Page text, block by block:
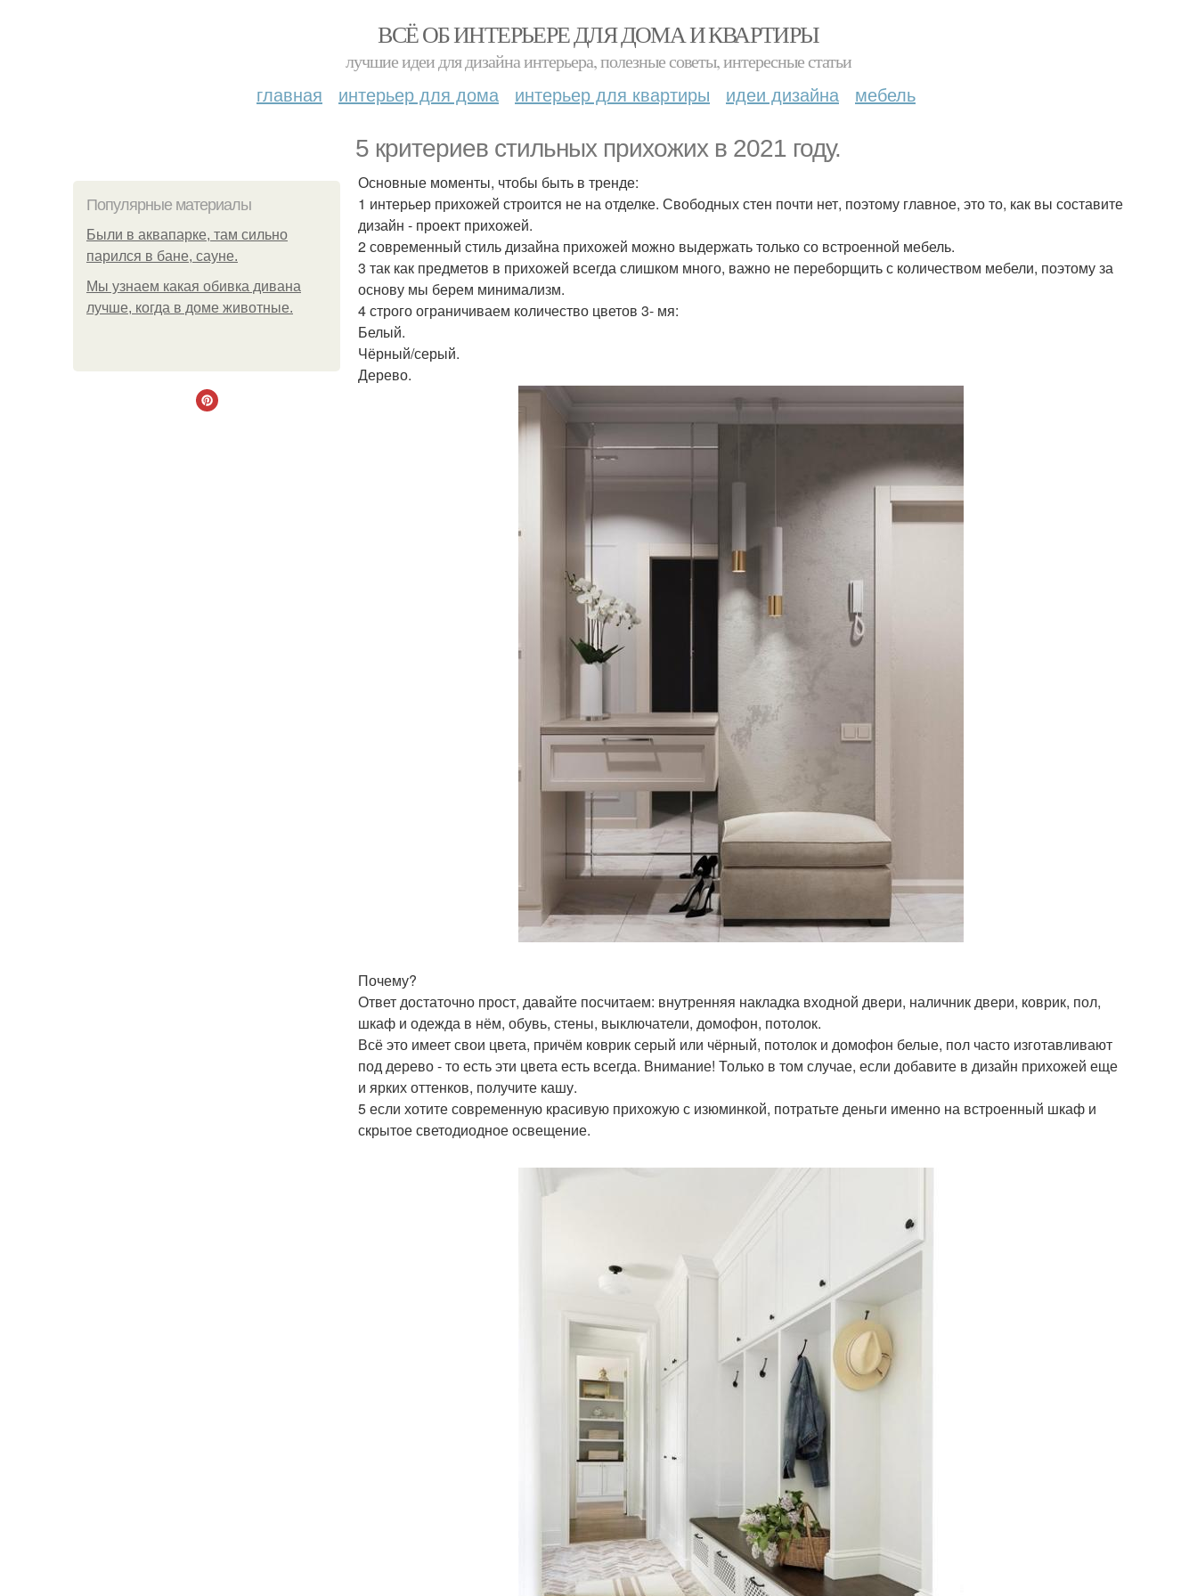
ВСЁ ОБ ИНТЕРЬЕРЕ ДЛЯ ДОМА И КВАРТИРЫ
лучшие идеи для дизайна интерьера, полезные советы, интересные статьи
главная интерьер для дома интерьер для квартиры идеи дизайна мебель
5 критериев стильных прихожих в 2021 году.
Популярные материалы
Были в аквапарке, там сильно
парился в бане, сауне.
Мы узнаем какая обивка дивана
лучше, когда в доме животные.
Основные моменты, чтобы быть в тренде:
1 интерьер прихожей строится не на отделке. Свободных стен почти нет, поэтому главное, это то, как вы составите
дизайн - проект прихожей.
2 современный стиль дизайна прихожей можно выдержать только со встроенной мебель.
3 так как предметов в прихожей всегда слишком много, важно не переборщить с количеством мебели, поэтому за
основу мы берем минимализм.
4 строго ограничиваем количество цветов 3- мя:
Белый.
Чёрный/серый.
Дерево.
Почему?
Ответ достаточно прост, давайте посчитаем: внутренняя накладка входной двери, наличник двери, коврик, пол,
шкаф и одежда в нём, обувь, стены, выключатели, домофон, потолок.
Всё это имеет свои цвета, причём коврик серый или чёрный, потолок и домофон белые, пол часто изготавливают
под дерево - то есть эти цвета есть всегда. Внимание! Только в том случае, если добавите в дизайн прихожей еще
и ярких оттенков, получите кашу.
5 если хотите современную красивую прихожую с изюминкой, потратьте деньги именно на встроенный шкаф и
скрытое светодиодное освещение.